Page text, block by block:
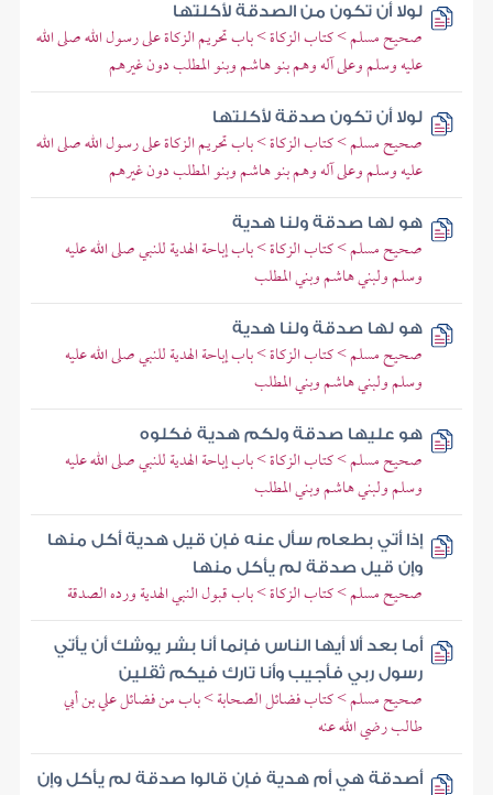
لولا أن تكون من الصدقة لأكلتها
صحيح مسلم > كتاب الزكاة > باب تحريم الزكاة على رسول الله صلى الله
عليه وسلم وعلى آله وهم بنو هاشم وبنو المطلب دون غيرهم
لولا أن تكون صدقة لأكلتها
صحيح مسلم > كتاب الزكاة > باب تحريم الزكاة على رسول الله صلى الله
عليه وسلم وعلى آله وهم بنو هاشم وبنو المطلب دون غيرهم
هو لها صدقة ولنا هدية
صحيح مسلم > كتاب الزكاة > باب إباحة الهدية للنبي صلى الله عليه
وسلم ولبني هاشم وبني المطلب
هو لها صدقة ولنا هدية
صحيح مسلم > كتاب الزكاة > باب إباحة الهدية للنبي صلى الله عليه
وسلم ولبني هاشم وبني المطلب
هو عليها صدقة ولكم هدية فكلوه
صحيح مسلم > كتاب الزكاة > باب إباحة الهدية للنبي صلى الله عليه
وسلم ولبني هاشم وبني المطلب
إذا أتي بطعام سأل عنه فإن قيل هدية أكل منها
وإن قيل صدقة لم يأكل منها
صحيح مسلم > كتاب الزكاة > باب قبول النبي الهدية ورده الصدقة
أما بعد ألا أيها الناس فإنما أنا بشر يوشك أن يأتي
رسول ربي فأجيب وأنا تارك فيكم ثقلين
صحيح مسلم > كتاب فضائل الصحابة > باب من فضائل علي بن أبي
طالب رضي الله عنه
أصدقة هي أم هدية فإن قالوا صدقة لم يأكل وإن